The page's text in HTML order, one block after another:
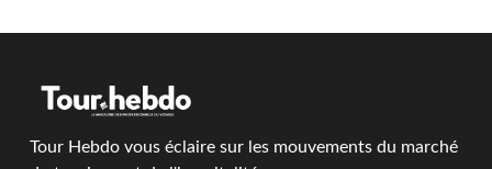
Tour Hebdo vous éclaire sur les mouvements du marché